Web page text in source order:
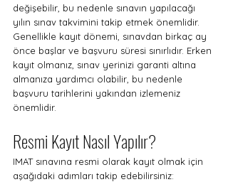
değişebilir, bu nedenle sınavın yapılacağı
yılın sınav takvimini takip etmek önemlidir.
Genellikle kayıt dönemi, sınavdan birkaç ay
önce başlar ve başvuru süresi sınırlıdır. Erken
kayıt olmanız, sınav yerinizi garanti altına
almanıza yardımcı olabilir, bu nedenle
başvuru tarihlerini yakından izlemeniz
önemlidir.
Resmi Kayıt Nasıl Yapılır?
IMAT sınavına resmi olarak kayıt olmak için
aşağıdaki adımları takip edebilirsiniz: